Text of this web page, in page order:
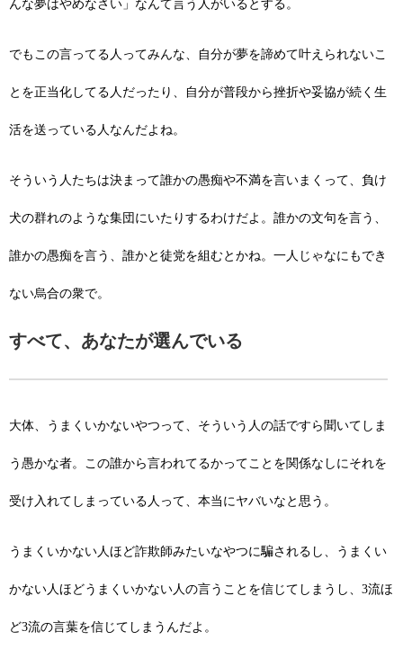
んな夢はやめなさい」なんて言う人がいるとする。
でもこの言ってる人ってみんな、自分が夢を諦めて叶えられないこ
とを正当化してる人だったり、自分が普段から挫折や妥協が続く生
活を送っている人なんだよね。
そういう人たちは決まって誰かの愚痴や不満を言いまくって、負け
犬の群れのような集団にいたりするわけだよ。誰かの文句を言う、
誰かの愚痴を言う、誰かと徒党を組むとかね。一人じゃなにもでき
ない烏合の衆で。
すべて、あなたが選んでいる
大体、うまくいかないやつって、そういう人の話ですら聞いてしま
う愚かな者。この誰から言われてるかってことを関係なしにそれを
受け入れてしまっている人って、本当にヤバいなと思う。
うまくいかない人ほど詐欺師みたいなやつに騙されるし、うまくい
かない人ほどうまくいかない人の言うことを信じてしまうし、3流ほ
ど3流の言葉を信じてしまうんだよ。